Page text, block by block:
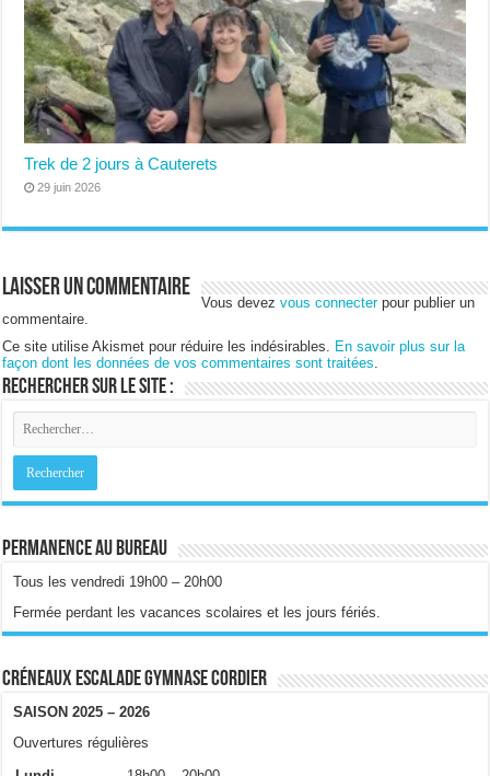
Trek de 2 jours à Cauterets
29 juin 2026
Laisser un commentaire
Vous devezvous connecterpour publier un
commentaire.
Ce site utilise Akismet pour réduire les indésirables.
En savoir plus sur la
façon dont les données de vos commentaires sont traitées
Rechercher sur le site :
Permanence au bureau
Tous les vendredi 19h00 – 20h00
Fermée perdant les vacances scolaires et les jours fériés.
Créneaux escalade gymnase Cordier
SAISON 2025 – 2026
Ouvertures régulières